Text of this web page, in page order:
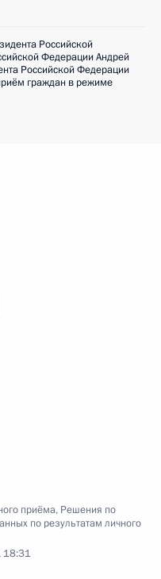
Российской
Федерации Андрей
Российской Федерации
граждан в режиме
приёма, Решения по
по результатам личного
18:31